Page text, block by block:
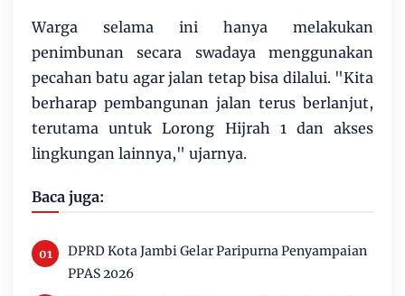
Warga selama ini hanya melakukan
penimbunan secara swadaya menggunakan
pecahan batu agar jalan tetap bisa dilalui. "Kita
berharap pembangunan jalan terus berlanjut,
terutama untuk Lorong Hijrah 1 dan akses
lingkungan lainnya," ujarnya.
Baca juga:
DPRD Kota Jambi Gelar Paripurna Penyampaian
PPAS 2026